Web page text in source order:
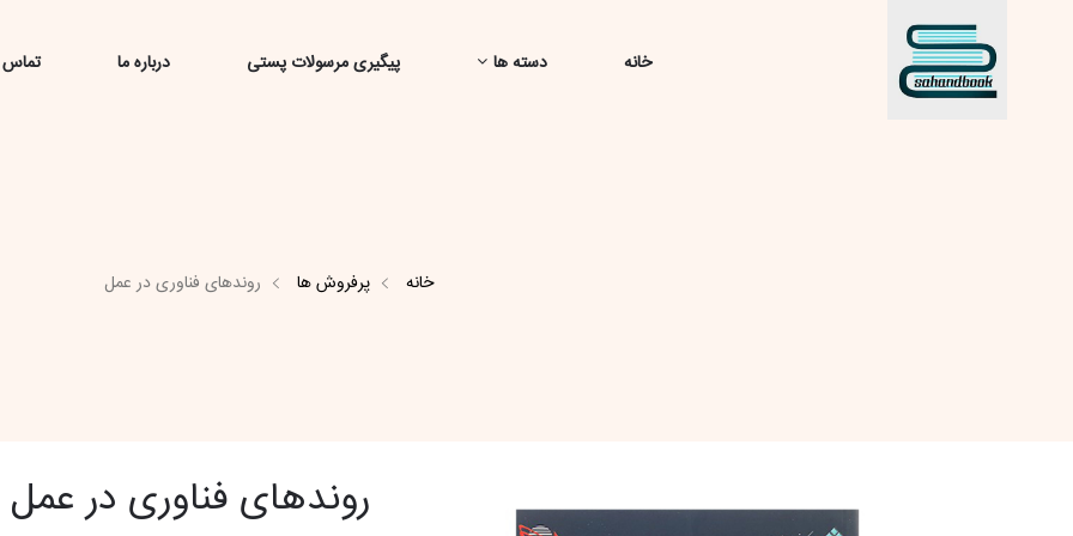
خانه دسته ها پیگیری مرسولات پستی درباره ما تماس
خانه پرفروش ها روندهای فناوری در عمل
روندهای فناوری در عمل